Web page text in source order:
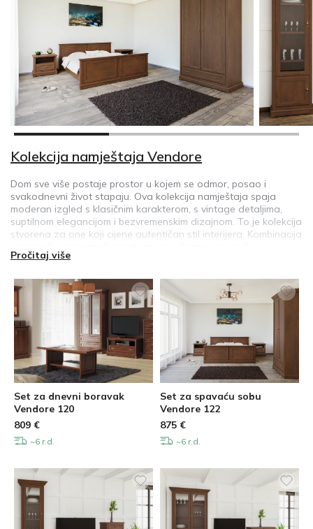
Kolekcija namještaja Vendore
Dom sve više postaje prostor u kojem se odmor, posao i
svakodnevni život stapaju. Ova kolekcija namještaja spaja
moderan izgled s klasičnim karakterom, s vintage detaljima,
suptilnom elegancijom i bezvremenskim dizajnom. To je kolekcija
stvorena za one koji cijene autentičan stil interijera. Kombinacija
praktičnu organizaciju svakodnevnih predmeta, pomažući u
Pročitaj više
Set za dnevni boravak
Vendore 120
809 €
~6 r.d.
Set za spavaću sobu
Vendore 122
875 €
~6 r.d.